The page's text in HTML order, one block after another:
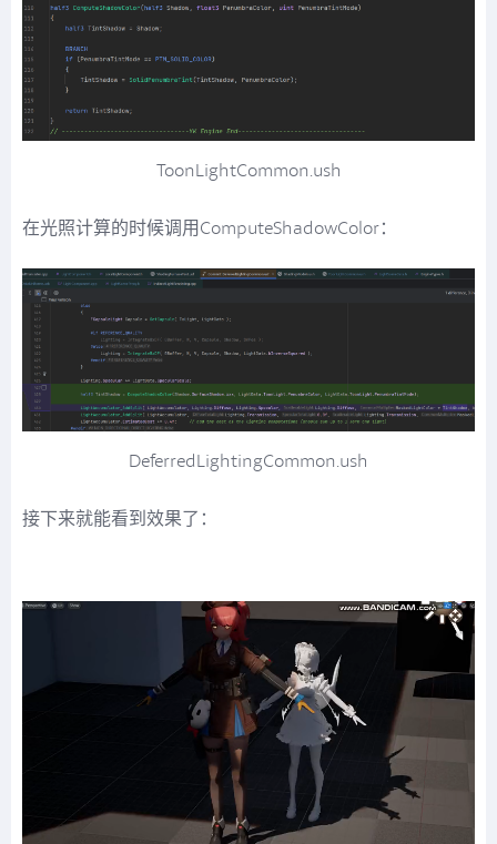
ToonLightCommon.ush
在光照计算的时候调用ComputeShadowColor：
DeferredLightingCommon.ush
接下来就能看到效果了：